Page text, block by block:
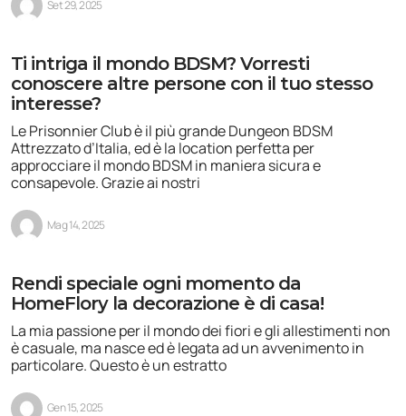
Set 29, 2025
Ti intriga il mondo BDSM? Vorresti
conoscere altre persone con il tuo stesso
interesse?
Le Prisonnier Club è il più grande Dungeon BDSM
Attrezzato d’Italia, ed è la location perfetta per
approcciare il mondo BDSM in maniera sicura e
consapevole. Grazie ai nostri
Mag 14, 2025
Rendi speciale ogni momento da
HomeFlory la decorazione è di casa!
La mia passione per il mondo dei fiori e gli allestimenti non
è casuale, ma nasce ed è legata ad un avvenimento in
particolare. Questo è un estratto
Gen 15, 2025